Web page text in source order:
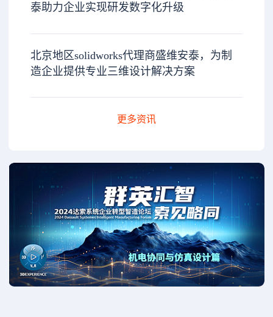
泰助力企业实现研发数字化升级
北京地区solidworks代理商盛维安泰，为制
造企业提供专业三维设计解决方案
更多资讯